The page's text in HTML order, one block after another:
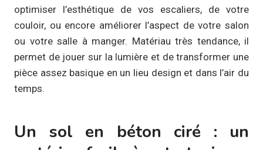
optimiser l’esthétique de vos escaliers, de votre
couloir, ou encore améliorer l’aspect de votre salon
ou votre salle à manger. Matériau très tendance, il
permet de jouer sur la lumière et de transformer une
pièce assez basique en un lieu design et dans l’air du
temps.
Un sol en béton ciré : un